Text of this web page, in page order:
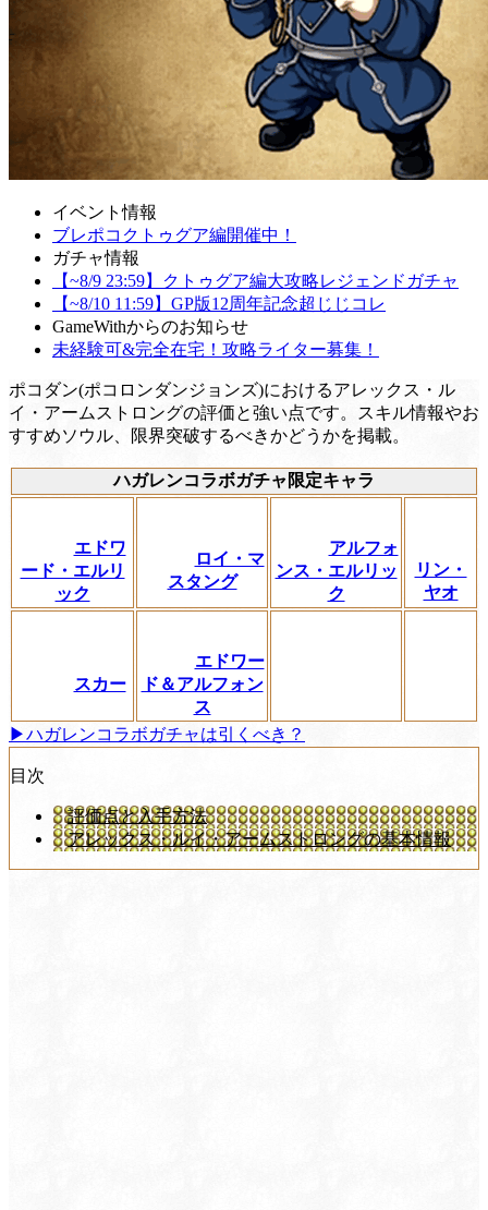
イベント情報
ブレポコクトゥグア編開催中！
ガチャ情報
【~8/9 23:59】クトゥグア編大攻略レジェンドガチャ
【~8/10 11:59】GP版12周年記念超じじコレ
GameWithからのお知らせ
未経験可&完全在宅！攻略ライター募集！
ポコダン(ポコロンダンジョンズ)におけるアレックス・ル
イ・アームストロングの評価と強い点です。スキル情報やお
すすめソウル、限界突破するべきかどうかを掲載。
ハガレンコラボガチャ限定キャラ
エドワ
ード・エルリ
ック
ロイ・マ
スタング
アルフォ
ンス・エルリッ
ク
リン・
ヤオ
スカー
エドワー
ド＆アルフォン
ス
▶ハガレンコラボガチャは引くべき？
目次
評価点と入手方法
アレックス・ルイ・アームストロングの基本情報